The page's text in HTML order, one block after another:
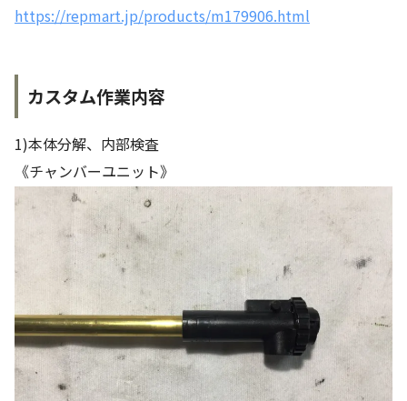
https://repmart.jp/products/m179906.html
カスタム作業内容
1)本体分解、内部検査
《チャンバーユニット》